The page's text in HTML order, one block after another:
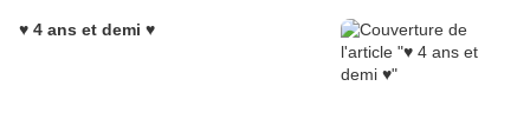
♥ 4 ans et demi ♥